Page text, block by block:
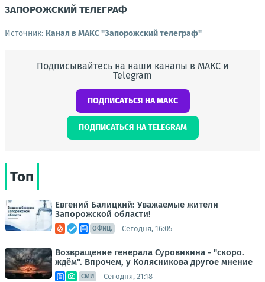
ЗАПОРОЖСКИЙ ТЕЛЕГРАФ
Источник: Канал в МАКС "Запорожский телеграф"
Подписывайтесь на наши каналы в МАКС и
Telegram
ПОДПИСАТЬСЯ НА МАКС
ПОДПИСАТЬСЯ НА TELEGRAM
Топ
Евгений Балицкий: Уважаемые жители
Запорожской области!
ОФИЦ. Сегодня, 16:05
Возвращение генерала Суровикина - "скоро.
ждём". Впрочем, у Колясникова другое мнение
СМИ Сегодня, 21:18